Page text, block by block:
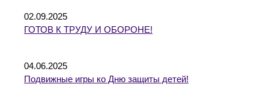
02.09.2025
ГОТОВ К ТРУДУ И ОБОРОНЕ!
04.06.2025
Подвижные игры ко Дню защиты детей!